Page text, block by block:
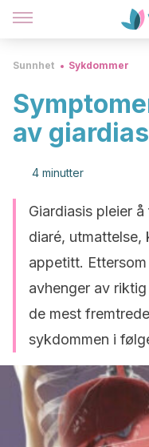
Sunnhet Sykdommer
av
4 minutter
Giardiasis pleier
diaré, utmattelse,
appetitt.
avhenger av
de mest
sykdommen i